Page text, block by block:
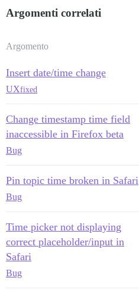
Argomenti correlati
Argomento
Insert date/time change
UXfixed
Change timestamp time field
inaccessible in Firefox beta
Bug
Pin topic time broken in Safari
Bug
Time picker not displaying
correct placeholder/input in
Safari
Bug